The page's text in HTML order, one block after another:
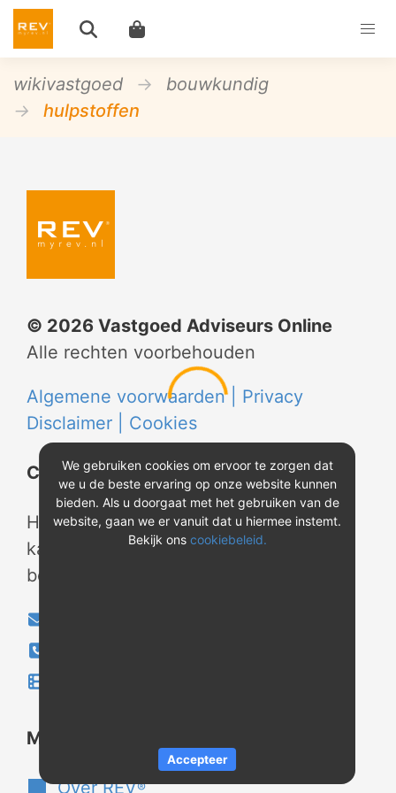
wikivastgoed
bouwkundig
hulpstoffen
© 2026 Vastgoed Adviseurs Online
Alle rechten voorbehouden
Algemene voorwaarden | Privacy
Disclaimer | Cookies
Contact
Heeft u vragen? Neem tijdens
kantooruren contact met ons op of
bekijk onze instructievideo's.
Meer over REV
Over REV®
We gebruiken cookies om ervoor te zorgen dat
we u de beste ervaring op onze website kunnen
bieden. Als u doorgaat met het gebruiken van de
website, gaan we er vanuit dat u hiermee instemt.
Bekijk ons cookiebeleid.
Accepteer